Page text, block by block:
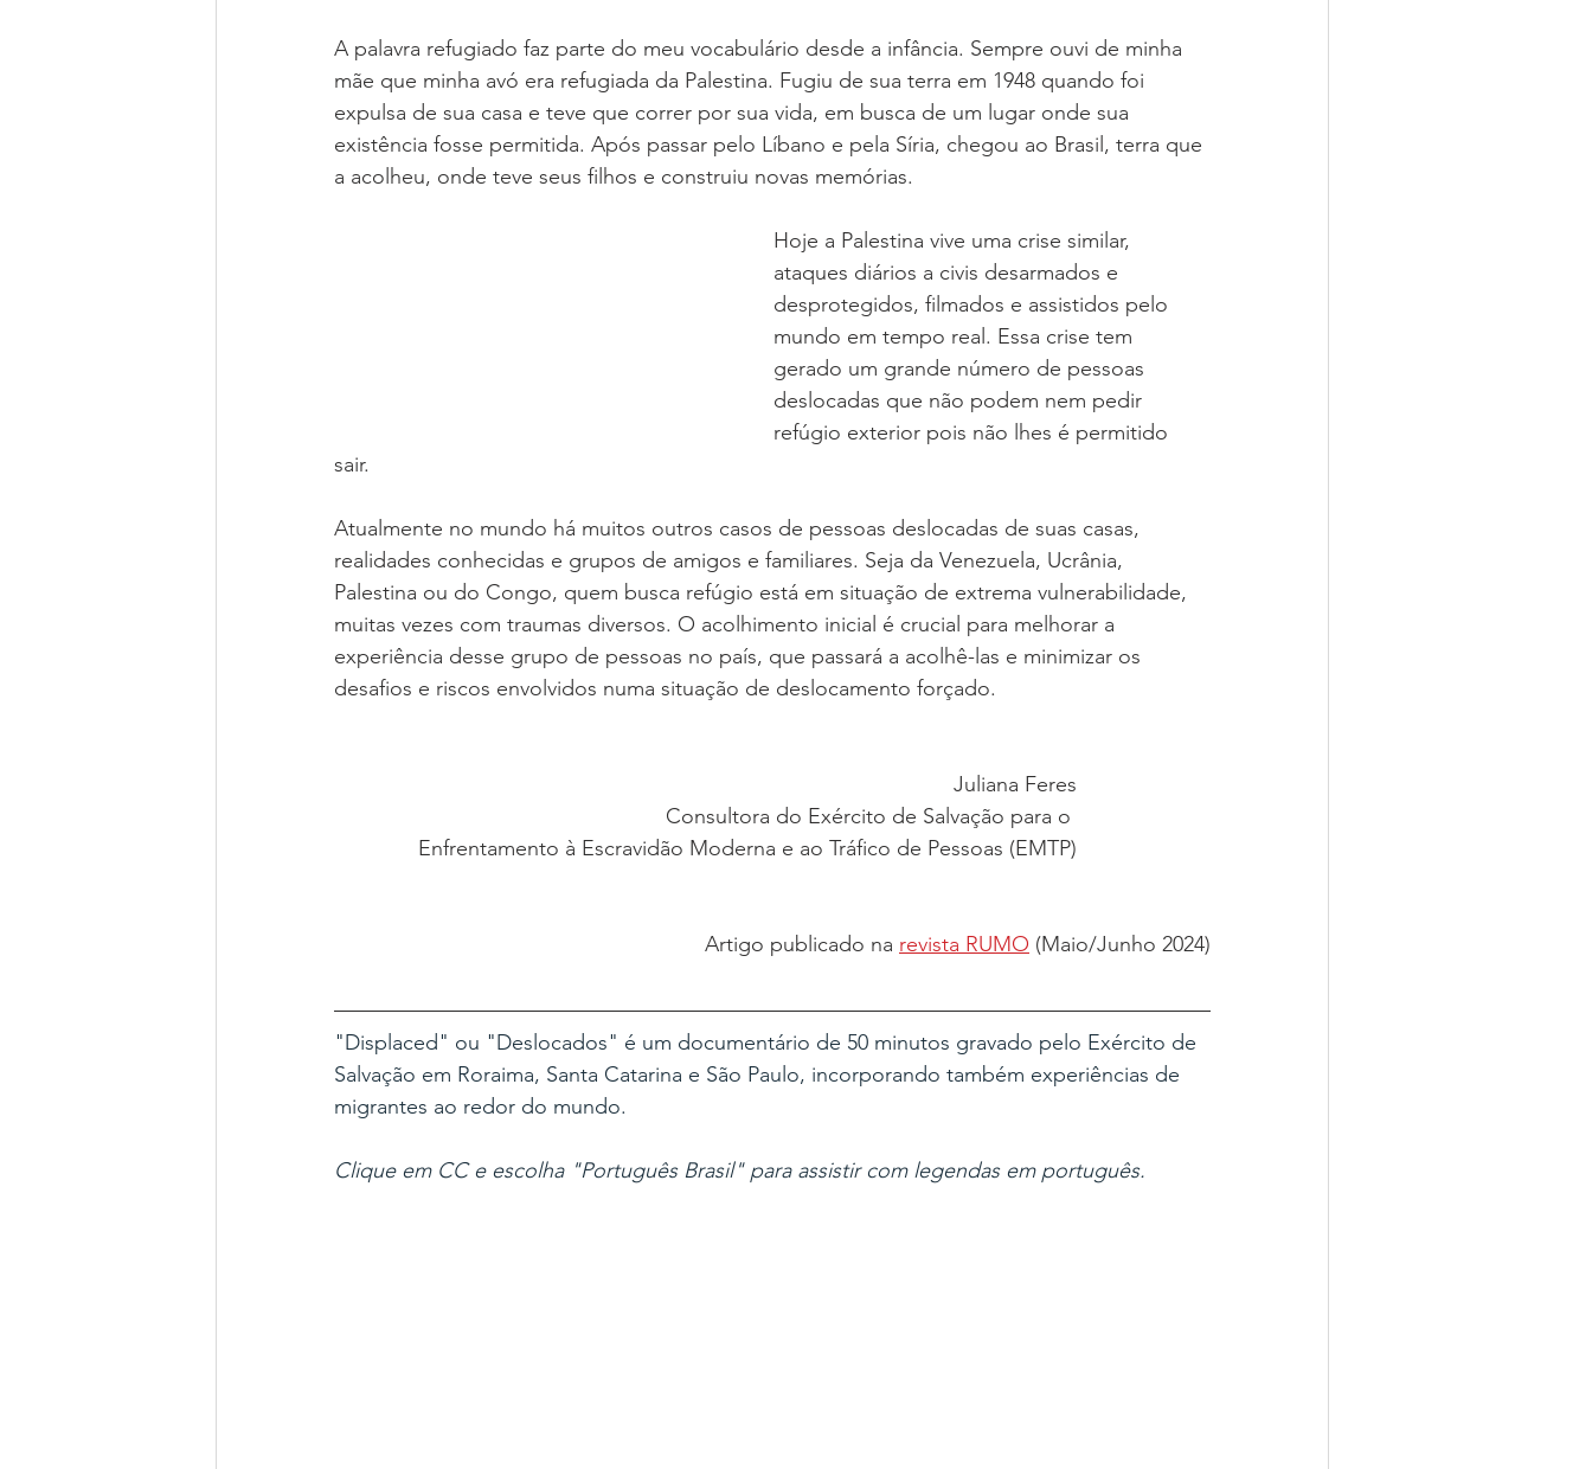
A palavra refugiado faz parte do meu vocabulário desde a infância. Sempre ouvi de minha
mãe que minha avó era refugiada da Palestina. Fugiu de sua terra em 1948 quando foi
expulsa de sua casa e teve que correr por sua vida, em busca de um lugar onde sua
existência fosse permitida. Após passar pelo Líbano e pela Síria, chegou ao Brasil, terra que
a acolheu, onde teve seus filhos e construiu novas memórias.
Hoje a Palestina vive uma crise similar,
ataques diários a civis desarmados e
desprotegidos, filmados e assistidos pelo
mundo em tempo real. Essa crise tem
gerado um grande número de pessoas
deslocadas que não podem nem pedir
refúgio exterior pois não lhes é permitido
sair.
Atualmente no mundo há muitos outros casos de pessoas deslocadas de suas casas,
realidades conhecidas e grupos de amigos e familiares. Seja da Venezuela, Ucrânia,
Palestina ou do Congo, quem busca refúgio está em situação de extrema vulnerabilidade,
muitas vezes com traumas diversos. O acolhimento inicial é crucial para melhorar a
experiência desse grupo de pessoas no país, que passará a acolhê-las e minimizar os
desafios e riscos envolvidos numa situação de deslocamento forçado.
Juliana Feres
Consultora do Exército de Salvação para o
Enfrentamento à Escravidão Moderna e ao Tráfico de Pessoas (EMTP)
Artigo publicado na revista RUMO (Maio/Junho 2024)
"Displaced" ou "Deslocados" é um documentário de 50 minutos gravado pelo Exército de
Salvação em Roraima, Santa Catarina e São Paulo, incorporando também experiências de
migrantes ao redor do mundo.
Clique em CC e escolha "Português Brasil" para assistir com legendas em português.